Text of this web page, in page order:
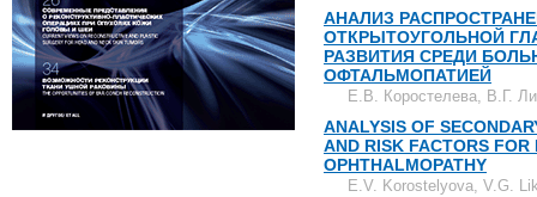
АНАЛИЗ
ОТКРЫТОУГОЛЬНОЙ
РАЗВИТИЯ СРЕДИ
ОФТАЛЬМОПАТИЕЙ
Е.В. Коростелева, В.Г.
ANALYSIS OF
AND RISK FACTORS FOR
OPHTHALMOPATHY
E.V. Korostelyova, V.G.